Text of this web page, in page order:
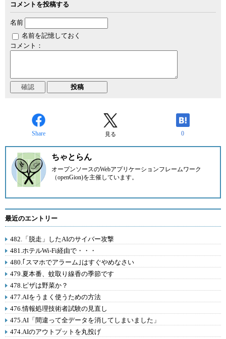
コメントを投稿する
名前
名前を記憶しておく
コメント：
Share 見る 0
ちゃとらん
オープンソースのWebアプリケーションフレームワーク
（openGion)を主催しています。
最近のエントリー
482.「脱走」したAIのサイバー攻撃
481.ホテルWi-Fi経由で・・・
480.｢スマホでアラーム｣はすぐやめなさい
479.夏本番、蚊取り線香の季節です
478.ピザは野菜か？
477.AIをうまく使うための方法
476.情報処理技術者試験の見直し
475.AI「間違って全データを消してしまいました」
474.AIのアウトプットを丸投げ